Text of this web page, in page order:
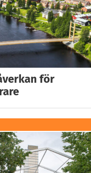
för